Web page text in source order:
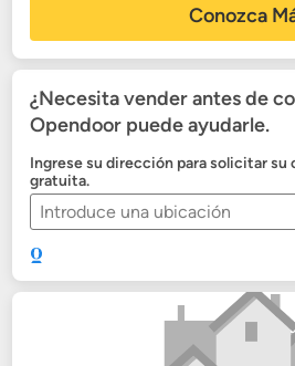
Conozca
¿Necesita vender antes de
Opendoor puede ayudarle.
Ingrese su dirección para solicitar
gratuita.